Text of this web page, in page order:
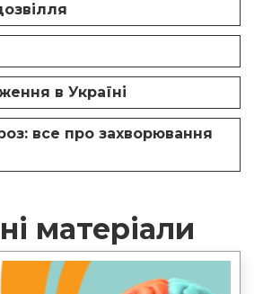
в Україні
все про захворювання
матеріали